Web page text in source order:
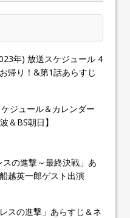
年) 放送スケジュール 4
帰り！&第1話あらすじ
ケジュール＆カレンダー
＆BS朝日】
の進撃～最終決戦」あ
越英一郎ゲスト出演
スの進撃」あらすじ＆ネ